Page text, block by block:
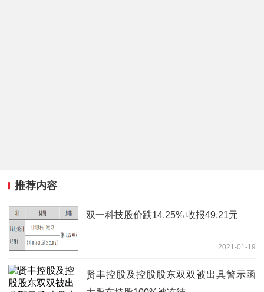
推荐内容
双一科技股价跌14.25% 收报49.21元
2021-01-19
贤丰控股及控股股东双双被出具警示函